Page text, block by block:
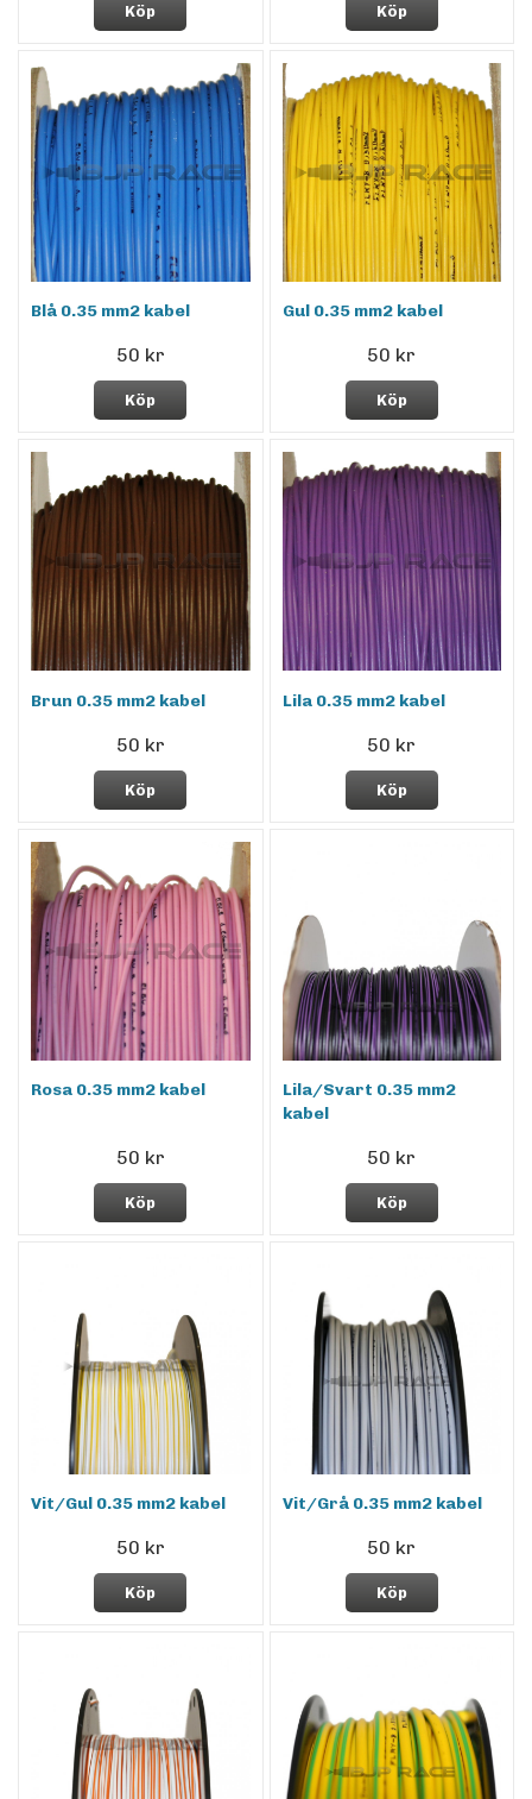
Köp Köp
Blå 0.35 mm2 kabel
50 kr
Köp
Gul 0.35 mm2 kabel
50 kr
Köp
Brun 0.35 mm2 kabel
50 kr
Köp
Lila 0.35 mm2 kabel
50 kr
Köp
Rosa 0.35 mm2 kabel
50 kr
Köp
Lila/Svart 0.35 mm2
kabel
50 kr
Köp
Vit/Gul 0.35 mm2 kabel
50 kr
Köp
Vit/Grå 0.35 mm2 kabel
50 kr
Köp